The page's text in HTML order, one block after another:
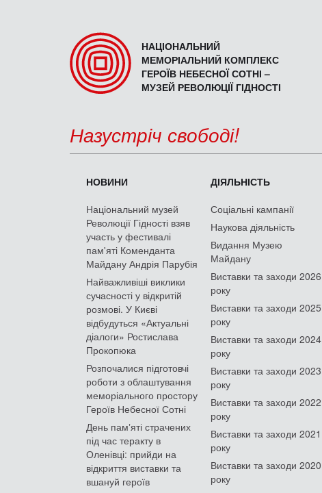
НАЦІОНАЛЬНИЙ
МЕМОРІАЛЬНИЙ КОМПЛЕКС
ГЕРОЇВ НЕБЕСНОЇ СОТНІ –
МУЗЕЙ РЕВОЛЮЦІЇ ГІДНОСТІ
Назустріч свободі!
НОВИНИ
Національний музей
Революції Гідності взяв
участь у фестивалі
пам'яті Коменданта
Майдану Андрія Парубія
Найважливіші виклики
сучасності у відкритій
розмові. У Києві
відбудуться «Актуальні
діалоги» Ростислава
Прокопюка
Розпочалися підготовчі
роботи з облаштування
меморіального простору
Героїв Небесної Сотні
День памʼяті страчених
під час теракту в
Оленівці: прийди на
відкриття виставки та
вшануй героїв
ДІЯЛЬНІСТЬ
Соціальні кампанії
Наукова діяльність
Видання Музею
Майдану
Виставки та заходи 2026
року
Виставки та заходи 2025
року
Виставки та заходи 2024
року
Виставки та заходи 2023
року
Виставки та заходи 2022
року
Виставки та заходи 2021
року
Виставки та заходи 2020
року